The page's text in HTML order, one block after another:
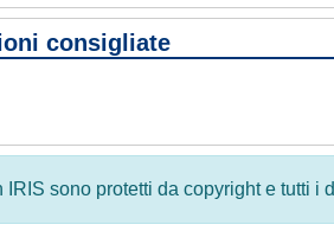
consigliate
IRIS sono protetti da copyright e tutti